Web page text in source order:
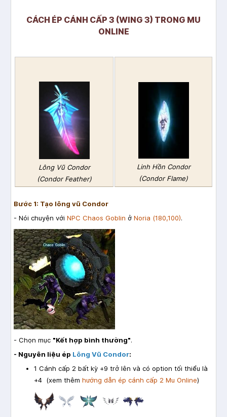
CÁCH ÉP CÁNH CẤP 3 (WING 3) TRONG MU
ONLINE
Lông Vũ Condor
(Condor Feather)
Linh Hồn Condor
(Condor Flame)
Bước 1: Tạo lông vũ Condor
- Nói chuyện với NPC Chaos Goblin ở Noria (180,100).
- Chọn mục "Kết hợp bình thường".
- Nguyên liệu ép Lông Vũ Condor:
1 Cánh cấp 2 bất kỳ +9 trở lên và có option tối thiểu là
+4 (xem thêm hướng dẫn ép cánh cấp 2 Mu Online)